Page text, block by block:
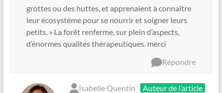
grottes ou des huttes, et apprenaient à connaître
leur écosystème pour se nourrir et soigner leurs
petits. » La forêt renferme, sur plein d’aspects,
d’énormes qualités thérapeutiques. merci
Répondre
Isabelle Quentin
Auteur de l’article